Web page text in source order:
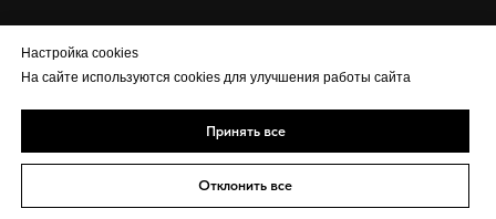
Настройка cookies
На сайте используются cookies для улучшения работы сайта
Принять все
Отклонить все